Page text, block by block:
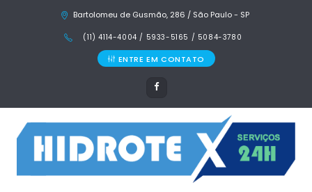
Bartolomeu de Gusmão, 286 / São Paulo - SP
(11) 4114-4004 / 5933-5165 / 5084-3780
ENTRE EM CONTATO